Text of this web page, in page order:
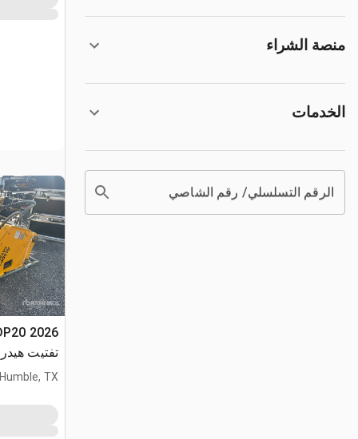
منصة الشراء
الخدمات
الرقم التسلسلي/ رقم الشاصي
تفتيت
TX